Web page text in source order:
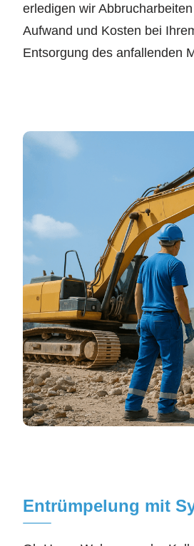
erledigen wir
Aufwand und Kosten bei
Entsorgung des anfallenden
Entrümpelung mit